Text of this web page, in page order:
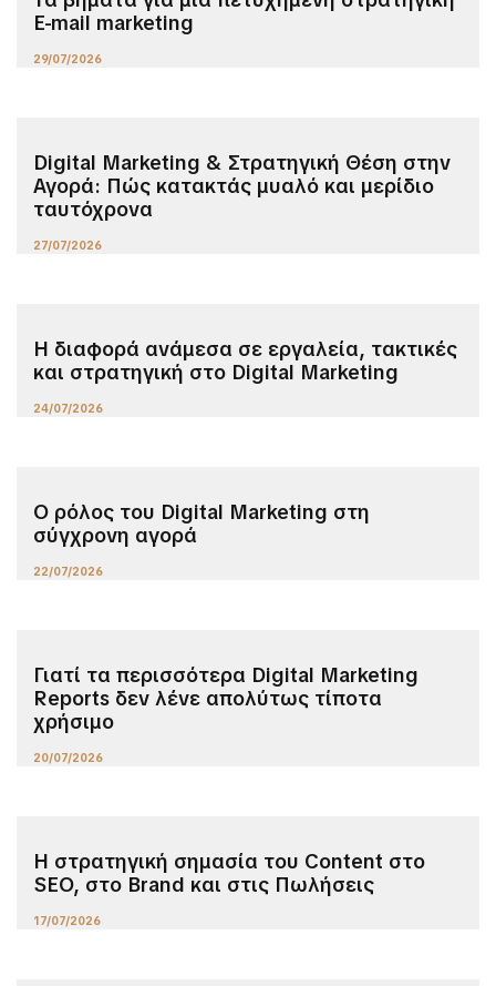
E-mail marketing
29/07/2026
Digital Marketing & Στρατηγική Θέση στην
Αγορά: Πώς κατακτάς μυαλό και μερίδιο
ταυτόχρονα
27/07/2026
Η διαφορά ανάμεσα σε εργαλεία, τακτικές
και στρατηγική στο Digital Marketing
24/07/2026
Ο ρόλος του Digital Marketing στη
σύγχρονη αγορά
22/07/2026
Γιατί τα περισσότερα Digital Marketing
Reports δεν λένε απολύτως τίποτα
χρήσιμο
20/07/2026
Η στρατηγική σημασία του Content στο
SEO, στο Brand και στις Πωλήσεις
17/07/2026